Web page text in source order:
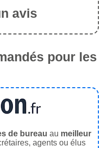
avis
pour les
de bureau au meilleur
agents ou élus